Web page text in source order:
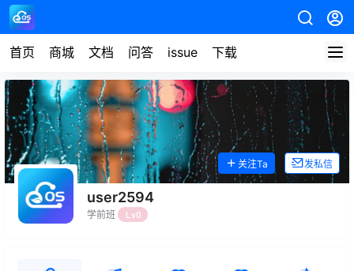
首页 商城 文档 问答 issue 下载
user2594
学前班 Lv0
关注Ta 发私信